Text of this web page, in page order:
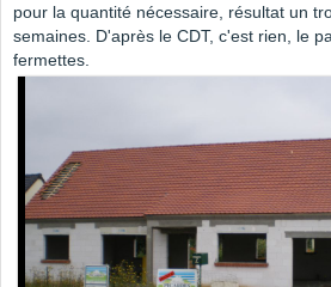
pour la quantité nécessaire, résultat un
semaines. D'après le CDT, c'est rien, le
fermettes.